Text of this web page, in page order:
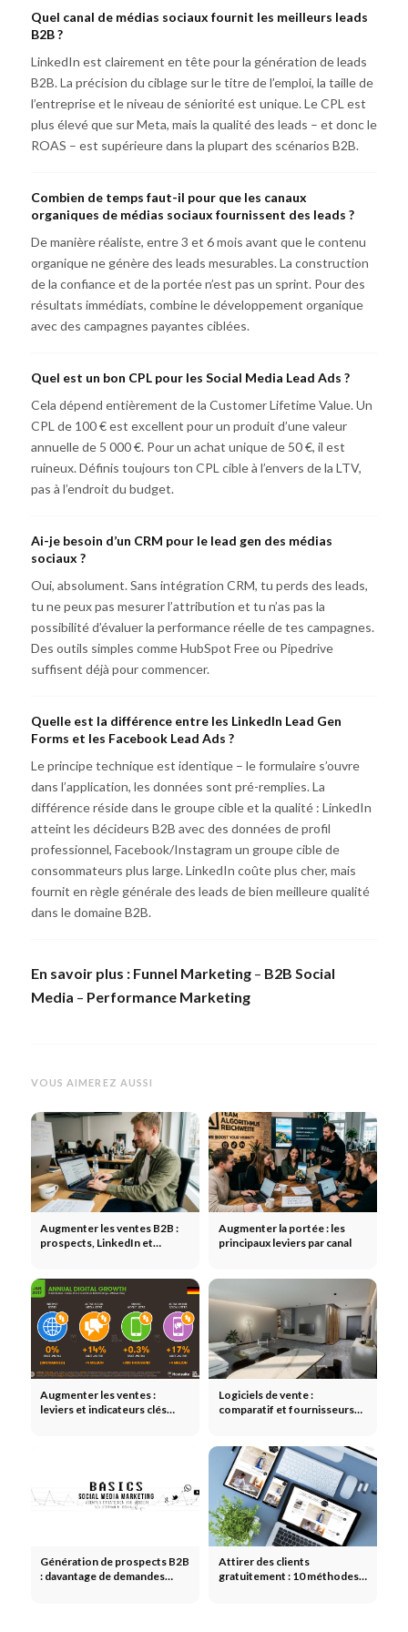
Quel canal de médias sociaux fournit les meilleurs leads
B2B ?
LinkedIn est clairement en tête pour la génération de leads
B2B. La précision du ciblage sur le titre de l’emploi, la taille de
l’entreprise et le niveau de séniorité est unique. Le CPL est
plus élevé que sur Meta, mais la qualité des leads – et donc le
ROAS – est supérieure dans la plupart des scénarios B2B.
Combien de temps faut-il pour que les canaux
organiques de médias sociaux fournissent des leads ?
De manière réaliste, entre 3 et 6 mois avant que le contenu
organique ne génère des leads mesurables. La construction
de la confiance et de la portée n’est pas un sprint. Pour des
résultats immédiats, combine le développement organique
avec des campagnes payantes ciblées.
Quel est un bon CPL pour les Social Media Lead Ads ?
Cela dépend entièrement de la Customer Lifetime Value. Un
CPL de 100 € est excellent pour un produit d’une valeur
annuelle de 5 000 €. Pour un achat unique de 50 €, il est
ruineux. Définis toujours ton CPL cible à l’envers de la LTV,
pas à l’endroit du budget.
Ai-je besoin d’un CRM pour le lead gen des médias
sociaux ?
Oui, absolument. Sans intégration CRM, tu perds des leads,
tu ne peux pas mesurer l’attribution et tu n’as pas la
possibilité d’évaluer la performance réelle de tes campagnes.
Des outils simples comme HubSpot Free ou Pipedrive
suffisent déjà pour commencer.
Quelle est la différence entre les LinkedIn Lead Gen
Forms et les Facebook Lead Ads ?
Le principe technique est identique – le formulaire s’ouvre
dans l’application, les données sont pré-remplies. La
différence réside dans le groupe cible et la qualité : LinkedIn
atteint les décideurs B2B avec des données de profil
professionnel, Facebook/Instagram un groupe cible de
consommateurs plus large. LinkedIn coûte plus cher, mais
fournit en règle générale des leads de bien meilleure qualité
dans le domaine B2B.
En savoir plus : Funnel Marketing– B2B Social
Media – Performance Marketing
VOUS AIMEREZ AUSSI
Augmenter les ventes B2B :
prospects, LinkedIn et
Augmenter la portée : les
principaux leviers par canal
Augmenter les ventes :
leviers et indicateurs clés
Logiciels de vente :
comparatif et fournisseurs
Génération de prospects B2B
: davantage de demandes
Attirer des clients
gratuitement : 10 méthodes